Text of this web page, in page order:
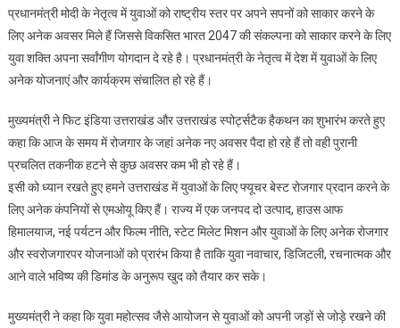
प्रधानमंत्री मोदी के नेतृत्व में युवाओं को राष्ट्रीय स्तर पर अपने सपनों को साकार करने के
लिए अनेक अवसर मिले हैं जिससे विकसित भारत 2047 की संकल्पना को साकार करने के लिए
युवा शक्ति अपना सर्वांगीण योगदान दे रहे है। प्रधानमंत्री के नेतृत्व में देश में युवाओं के लिए
अनेक योजनाएं और कार्यक्रम संचालित हो रहे हैं।
मुख्यमंत्री ने फिट इंडिया उत्तराखंड और उत्तराखंड स्पोर्ट्सटैक हैकथन का शुभारंभ करते हुए
कहा कि आज के समय में रोजगार के जहां अनेक नए अवसर पैदा हो रहे हैं तो वही पुरानी
प्रचलित तकनीक हटने से कुछ अवसर कम भी हो रहे हैं।
इसी को ध्यान रखते हुए हमने उत्तराखंड में युवाओं के लिए फ्यूचर बेस्ट रोजगार प्रदान करने के
लिए अनेक कंपनियों से एमओयू किए हैं। राज्य में एक जनपद दो उत्पाद, हाउस आफ
हिमालयाज, नई पर्यटन और फिल्म नीति, स्टेट मिलेट मिशन और युवाओं के लिए अनेक रोजगार
और स्वरोजगारपर योजनाओं को प्रारंभ किया है ताकि युवा नवाचार, डिजिटली, रचनात्मक और
आने वाले भविष्य की डिमांड के अनुरूप खुद को तैयार कर सके।
मुख्यमंत्री ने कहा कि युवा महोत्सव जैसे आयोजन से युवाओं को अपनी जड़ों से जोड़े रखने की